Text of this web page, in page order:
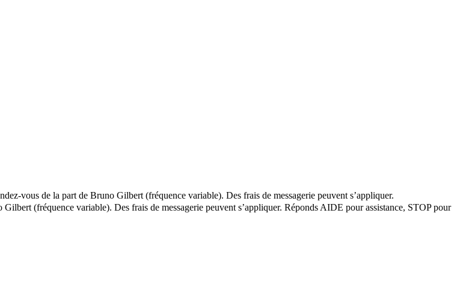
vous de la part de Bruno Gilbert (fréquence variable). Des frais de messagerie peuvent s’appliquer.
(fréquence variable). Des frais de messagerie peuvent s’appliquer. Réponds AIDE pour assistance, STOP pour